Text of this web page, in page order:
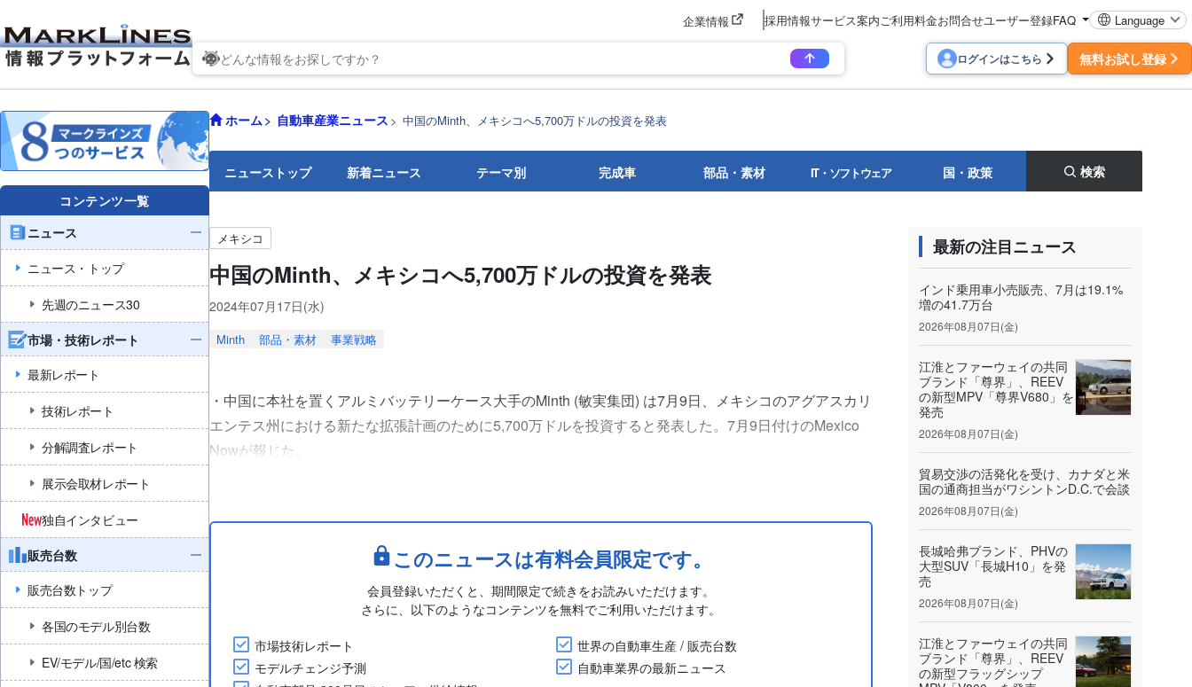
企業情報 採用情報サービス案内 ご利用料金お問合せユーザー登録FAQ Language
ログインはこちら 無料お試し登録
コンテンツ一覧
ニュース
ニュース・トップ
先週のニュース30
市場・技術レポート
最新レポート
技術レポート
分解調査レポート
展示会取材レポート
独自インタビュー
販売台数
販売台数トップ
各国のモデル別台数
EV/モデル/国/etc 検索
ホーム 自動車産業ニュース 中国のMinth、メキシコへ5,700万ドルの投資を発表
ニューストップ 新着ニュース テーマ別 完成車 部品・素材 IT・ソフトウェア 国・政策 検索
メキシコ
中国のMinth、メキシコへ5,700万ドルの投資を発表
2024年07月17日(水)
Minth 部品・素材 事業戦略
・中国に本社を置くアルミバッテリーケース大手のMinth (敏実集団) は7月9日、メキシコのアグアスカリ
エンテス州における新たな拡張計画のために5,700万ドルを投資すると発表した。7月9日付けのMexico
Nowが報じた。
に簡単で自由であり、発生した問題に....
このニュースは有料会員限定です。
会員登録いただくと、期間限定で続きをお読みいただけます。
さらに、以下のようなコンテンツを無料でご利用いただけます。
市場技術レポート
世界の自動車生産 / 販売台数
モデルチェンジ予測
自動車業界の最新ニュース
最新の注目ニュース
インド乗用車小売販売、7月は19.1%
増の41.7万台
2026年08月07日(金)
江淮とファーウェイの共同
ブランド「尊界」、REEV
の新型MPV「尊界V680」を
発売
2026年08月07日(金)
貿易交渉の活発化を受け、カナダと米
国の通商担当がワシントンD.C.で会談
2026年08月07日(金)
長城哈弗ブランド、PHVの
大型SUV「長城H10」を発
売
2026年08月07日(金)
江淮とファーウェイの共同
ブランド「尊界」、REEV
の新型フラッグシップ